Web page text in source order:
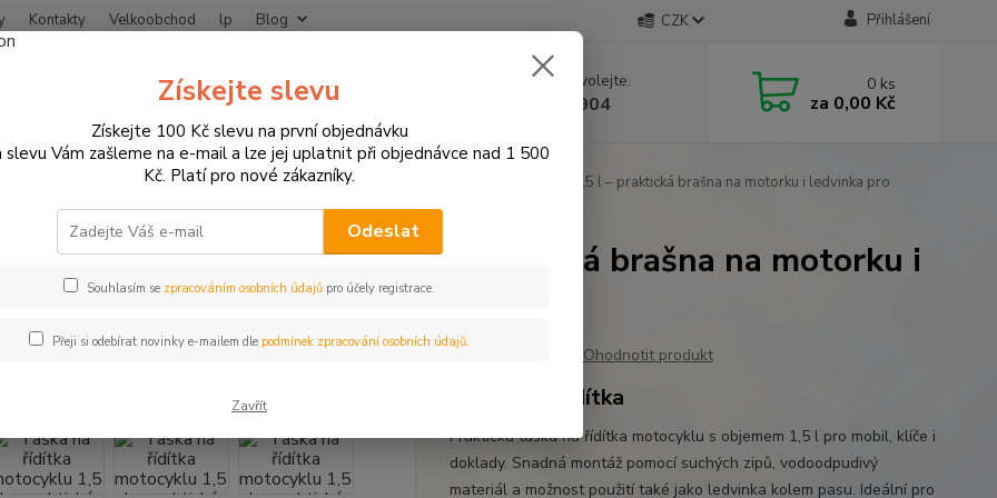
Kontakty Velkoobchod lp Blog CZK Přihlášení
Hledat Nevíte si rady? Zavolejte.
+420 774 641 904
0 ks
za 0,00 Kč
ZAVAZADLA NA MOTORKU Textilní moto zavazadla
Taška na řídítka motocyklu 1,5 l – praktická brašna na motorku i ledvinka pro
na řídítka motocyklu 1,5 l – praktická brašna na motorku i
pro každodenní jízdu
Ohodnotit produkt
Brašna na řidítka
Praktická taška na řídítka motocyklu s objemem 1,5 l pro mobil, klíče i
doklady. Snadná montáž pomocí suchých zipů, vodoodpudivý
materiál a možnost použití také jako ledvinka kolem pasu. Ideální pro
Získejte slevu
Získejte 100 Kč slevu na první objednávku
slevu Vám zašleme na e-mail a lze jej uplatnit při objednávce nad 1 500
Kč. Platí pro nové zákazníky.
Odeslat
Souhlasím se zpracováním osobních údajů pro účely registrace.
Přeji si odebírat novinky e-mailem dle podmínek zpracování osobních údajů.
Zavřít